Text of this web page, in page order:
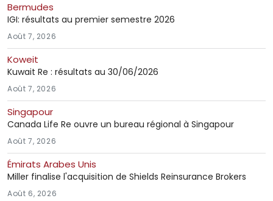
Bermudes
IGI: résultats au premier semestre 2026
Août 7, 2026
Koweit
Kuwait Re : résultats au 30/06/2026
Août 7, 2026
Singapour
Canada Life Re ouvre un bureau régional à Singapour
Août 7, 2026
Émirats Arabes Unis
Miller finalise l'acquisition de Shields Reinsurance Brokers
Août 6, 2026